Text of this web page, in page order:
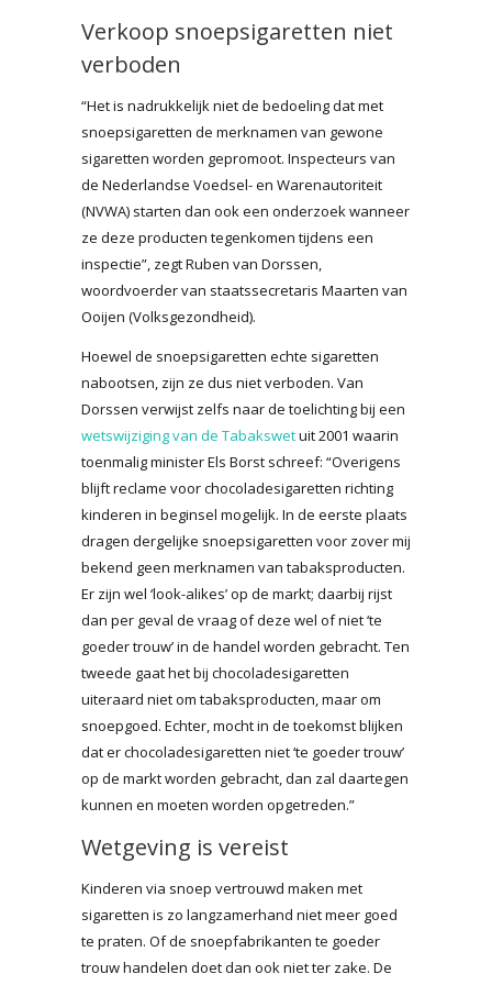
Verkoop snoepsigaretten niet
verboden
“Het is nadrukkelijk niet de bedoeling dat met
snoepsigaretten de merknamen van gewone
sigaretten worden gepromoot. Inspecteurs van
de Nederlandse Voedsel- en Warenautoriteit
(NVWA) starten dan ook een onderzoek wanneer
ze deze producten tegenkomen tijdens een
inspectie”, zegt Ruben van Dorssen,
woordvoerder van staatssecretaris Maarten van
Ooijen (Volksgezondheid).
Hoewel de snoepsigaretten echte sigaretten
nabootsen, zijn ze dus niet verboden. Van
Dorssen verwijst zelfs naar de toelichting bij een
wetswijziging van de Tabakswetuit 2001 waarin
toenmalig minister Els Borst schreef: “Overigens
blijft reclame voor chocoladesigaretten richting
kinderen in beginsel mogelijk. In de eerste plaats
dragen dergelijke snoepsigaretten voor zover mij
bekend geen merknamen van tabaksproducten.
Er zijn wel ‘look-alikes’ op de markt; daarbij rijst
dan per geval de vraag of deze wel of niet ‘te
goeder trouw’ in de handel worden gebracht. Ten
tweede gaat het bij chocoladesigaretten
uiteraard niet om tabaksproducten, maar om
snoepgoed. Echter, mocht in de toekomst blijken
dat er chocoladesigaretten niet ‘te goeder trouw’
op de markt worden gebracht, dan zal daartegen
kunnen en moeten worden opgetreden.”
Wetgeving is vereist
Kinderen via snoep vertrouwd maken met
sigaretten is zo langzamerhand niet meer goed
te praten. Of de snoepfabrikanten te goeder
trouw handelen doet dan ook niet ter zake. De